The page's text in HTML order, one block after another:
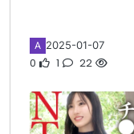
A 2025-01-07
0 1 22